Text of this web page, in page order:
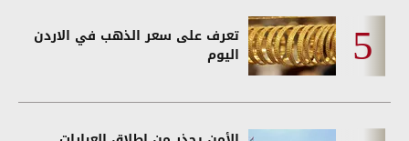
تعرف على سعر الذهب في الاردن
اليوم